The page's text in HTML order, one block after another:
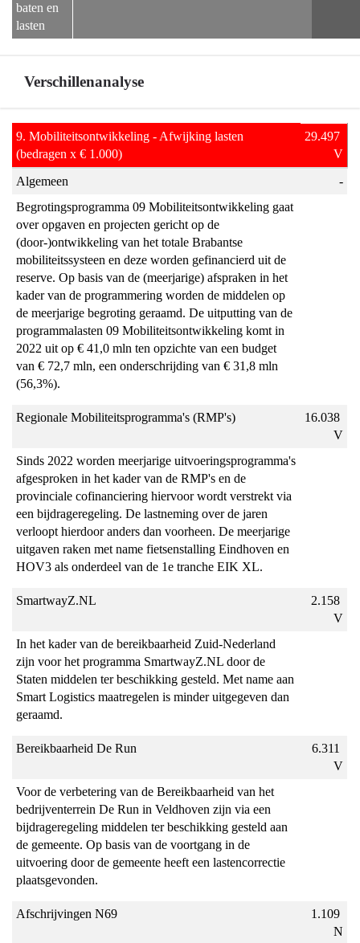
baten en
lasten
Verschillenanalyse
Terug
naar
navigatie
Programma
Mobiliteitsontwikkeling
Verschillenanalyse
9. Mobiliteitsontwikkeling - Afwijking lasten
(bedragen x € 1.000)
29.497
V
Algemeen
-
Begrotingsprogramma 09 Mobiliteitsontwikkeling gaat
over opgaven en projecten gericht op de
(door-)ontwikkeling van het totale Brabantse
mobiliteitssysteen en deze worden gefinancierd uit de
reserve. Op basis van de (meerjarige) afspraken in het
kader van de programmering worden de middelen op
de meerjarige begroting geraamd. De uitputting van de
programmalasten 09 Mobiliteitsontwikkeling komt in
2022 uit op € 41,0 mln ten opzichte van een budget
van € 72,7 mln, een onderschrijding van € 31,8 mln
(56,3%).
Regionale Mobiliteitsprogramma's (RMP's)
16.038
V
Sinds 2022 worden meerjarige uitvoeringsprogramma's
afgesproken in het kader van de RMP's en de
provinciale cofinanciering hiervoor wordt verstrekt via
een bijdrageregeling. De lastneming over de jaren
verloopt hierdoor anders dan voorheen. De meerjarige
uitgaven raken met name fietsenstalling Eindhoven en
HOV3 als onderdeel van de 1e tranche EIK XL.
SmartwayZ.NL
2.158
V
In het kader van de bereikbaarheid Zuid-Nederland
zijn voor het programma SmartwayZ.NL door de
Staten middelen ter beschikking gesteld. Met name aan
Smart Logistics maatregelen is minder uitgegeven dan
geraamd.
Bereikbaarheid De Run
6.311
V
Voor de verbetering van de Bereikbaarheid van het
bedrijventerrein De Run in Veldhoven zijn via een
bijdrageregeling middelen ter beschikking gesteld aan
de gemeente. Op basis van de voortgang in de
uitvoering door de gemeente heeft een lastencorrectie
plaatsgevonden.
Afschrijvingen N69
1.109
N